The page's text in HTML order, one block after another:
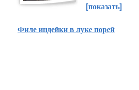
[показать]
Филе индейки в луке порей